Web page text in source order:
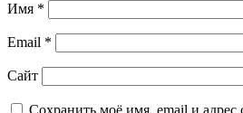
Имя *
Email *
Сайт